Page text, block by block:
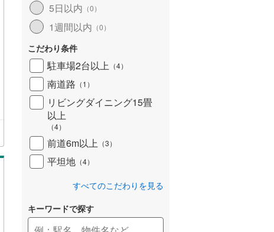
5日以内 （0）
1週間以内 （0）
こだわり条件
駐車場2台以上 （4）
南道路 （1 ）
リビングダイニング15畳
以上
（4）
前道6m以上 （3）
平坦地 （4）
すべてのこだわりを見る
キーワードで探す